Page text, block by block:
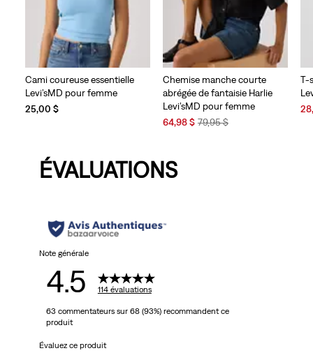
Cami coureuse essentielle
Levi’sMD pour femme
25,00 $
Chemise manche courte
abrégée de fantaisie Harlie
Levi’sMD pour femme
Sale
64,98 $ Original
79,95 $
T-
ÉVALUATIONS
Note générale
4.5 114 évaluations
63 commentateurs sur 68 (93%) recommandent ce
produit
Évaluez ce produit